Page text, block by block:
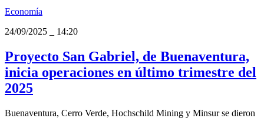
Economía
24/09/2025
14:20
Proyecto San Gabriel, de Buenaventura,
inicia operaciones en último trimestre del
2025
Buenaventura, Cerro Verde, Hochschild Mining y Minsur se dieron